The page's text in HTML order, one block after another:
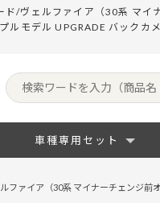
/ヴェルファイア（30系 マイ
ルモデル UPGRADE バックカ
車種専用セット
ァイア（30系 マイナーチェンジ